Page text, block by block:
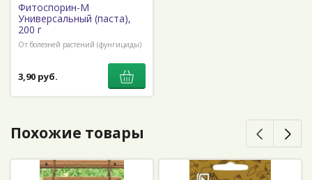
Фитоспорин-М
Универсальный (паста),
200 г
От болезней растений (фунгициды)
3,90 руб.
Похожие товары